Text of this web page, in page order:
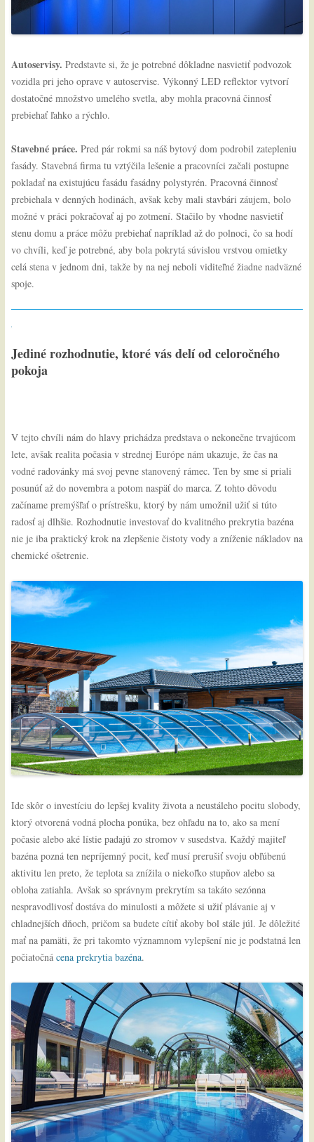
Autoservisy. Predstavte si, že je potrebné dôkladne nasvietiť podvozok
vozidla pri jeho oprave v autoservise. Výkonný LED reflektor vytvorí
dostatočné množstvo umelého svetla, aby mohla pracovná činnosť
prebiehať ľahko a rýchlo.
Stavebné práce. Pred pár rokmi sa náš bytový dom podrobil zatepleniu
fasády. Stavebná firma tu vztýčila lešenie a pracovníci začali postupne
pokladať na existujúcu fasádu fasádny polystyrén. Pracovná činnosť
prebiehala v denných hodinách, avšak keby mali stavbári záujem, bolo
možné v práci pokračovať aj po zotmení. Stačilo by vhodne nasvietiť
stenu domu a práce môžu prebiehať napríklad až do polnoci, čo sa hodí
vo chvíli, keď je potrebné, aby bola pokrytá súvislou vrstvou omietky
celá stena v jednom dni, takže by na nej neboli viditeľné žiadne nadväzné
spoje.
Jediné rozhodnutie, ktoré vás delí od celoročného
pokoja
V tejto chvíli nám do hlavy prichádza predstava o nekonečne trvajúcom
lete, avšak realita počasia v strednej Európe nám ukazuje, že čas na
vodné radovánky má svoj pevne stanovený rámec. Ten by sme si priali
posunúť až do novembra a potom naspäť do marca. Z tohto dôvodu
začíname premýšľať o prístrešku, ktorý by nám umožnil užiť si túto
radosť aj dlhšie. Rozhodnutie investovať do kvalitného prekrytia bazéna
nie je iba praktický krok na zlepšenie čistoty vody a zníženie nákladov na
chemické ošetrenie.
Ide skôr o investíciu do lepšej kvality života a neustáleho pocitu slobody,
ktorý otvorená vodná plocha ponúka, bez ohľadu na to, ako sa mení
počasie alebo aké lístie padajú zo stromov v susedstva. Každý majiteľ
bazéna pozná ten nepríjemný pocit, keď musí prerušiť svoju obľúbenú
aktivitu len preto, že teplota sa znížila o niekoľko stupňov alebo sa
obloha zatiahla. Avšak so správnym prekrytím sa takáto sezónna
nespravodlivosť dostáva do minulosti a môžete si užiť plávanie aj v
chladnejších dňoch, pričom sa budete cítiť akoby bol stále júl. Je dôležité
mať na pamäti, že pri takomto významnom vylepšení nie je podstatná len
počiatočná cena prekrytia bazéna.